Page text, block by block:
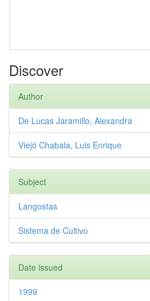
Discover
Author
De Lucas Jaramillo, Alexandra
Viejó Chabala, Luis Enrique
Subject
Langostas
Sistema de Cultivo
Date issued
1999